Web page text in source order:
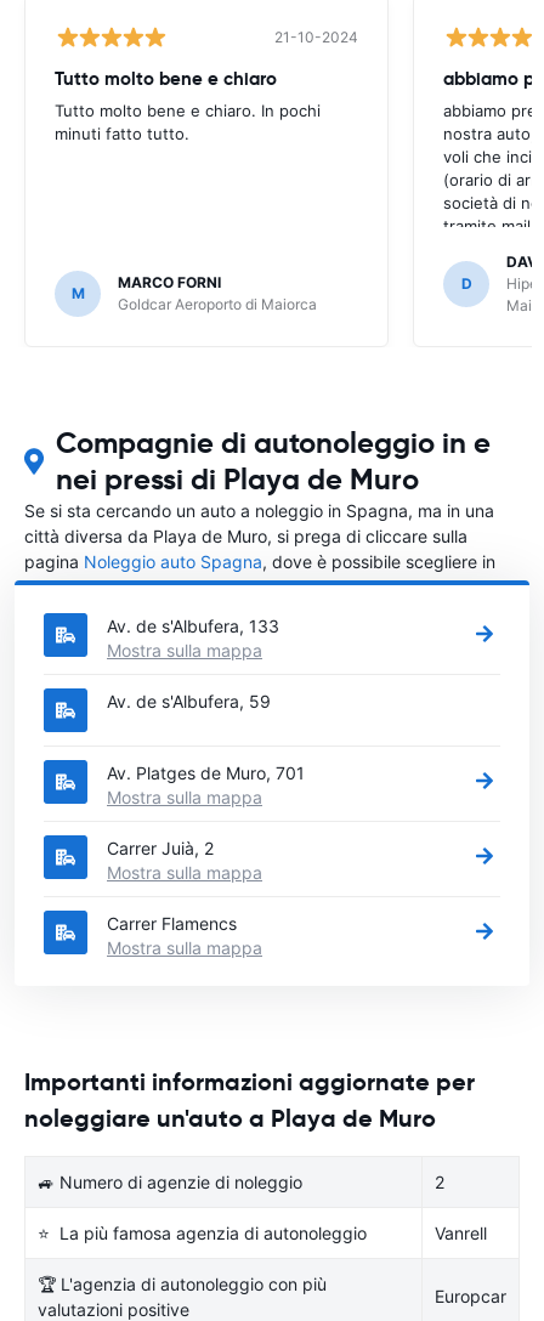
21-10-2024
Tutto molto bene e chiaro
Tutto molto bene e chiaro. In pochi
minuti fatto tutto.
M
MARCO FORNI
Goldcar Aeroporto di Maiorca
abbiamo
nostra auto,
voli che
(orario di
società di
tramite mail
liscio.
bene
D
Compagnie di autonoleggio in e
nei pressi di Playa de Muro
Se si sta cercando un auto a noleggio in Spagna, ma in una
città diversa da Playa de Muro, si prega di cliccare sulla
pagina Noleggio auto Spagna, dove è possibile scegliere in
quale città in Spagna si vuole noleggiare l'auto.
Av. de s'Albufera, 133
Mostra sulla mappa
Av. de s'Albufera, 59
Av. Platges de Muro, 701
Mostra sulla mappa
Carrer Juià, 2
Mostra sulla mappa
Carrer Flamencs
Mostra sulla mappa
Importanti informazioni aggiornate per
noleggiare un'auto a Playa de Muro
🚙 Numero di agenzie di noleggio 2
⭐ La più famosa agenzia di autonoleggio Vanrell
🏆 L'agenzia di autonoleggio con più
valutazioni positive
Europcar